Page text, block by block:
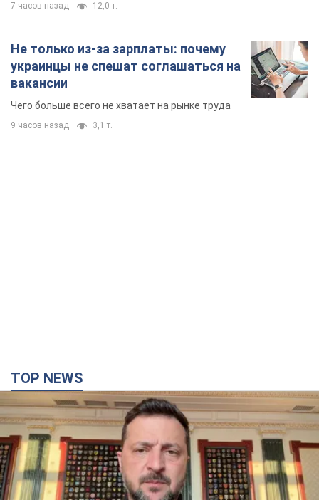
7 часов назад 12,0 т.
Не только из-за зарплаты: почему
украинцы не спешат соглашаться на
вакансии
Чего больше всего не хватает на рынке труда
9 часов назад 3,1 т.
TOP NEWS